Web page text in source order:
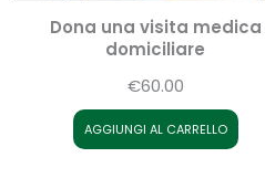
Dona una visita medica
domiciliare
€60.00
AGGIUNGI AL CARRELLO